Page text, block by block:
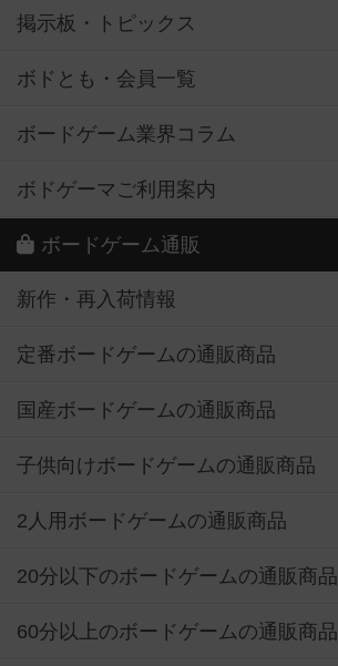
掲示板・トピックス
ボドとも・会員一覧
ボードゲーム業界コラム
ボドゲーマご利用案内
ボードゲーム通販
新作・再入荷情報
定番ボードゲームの通販商品
国産ボードゲームの通販商品
子供向けボードゲームの通販商品
2人用ボードゲームの通販商品
20分以下のボードゲームの通販商品
60分以上のボードゲームの通販商品